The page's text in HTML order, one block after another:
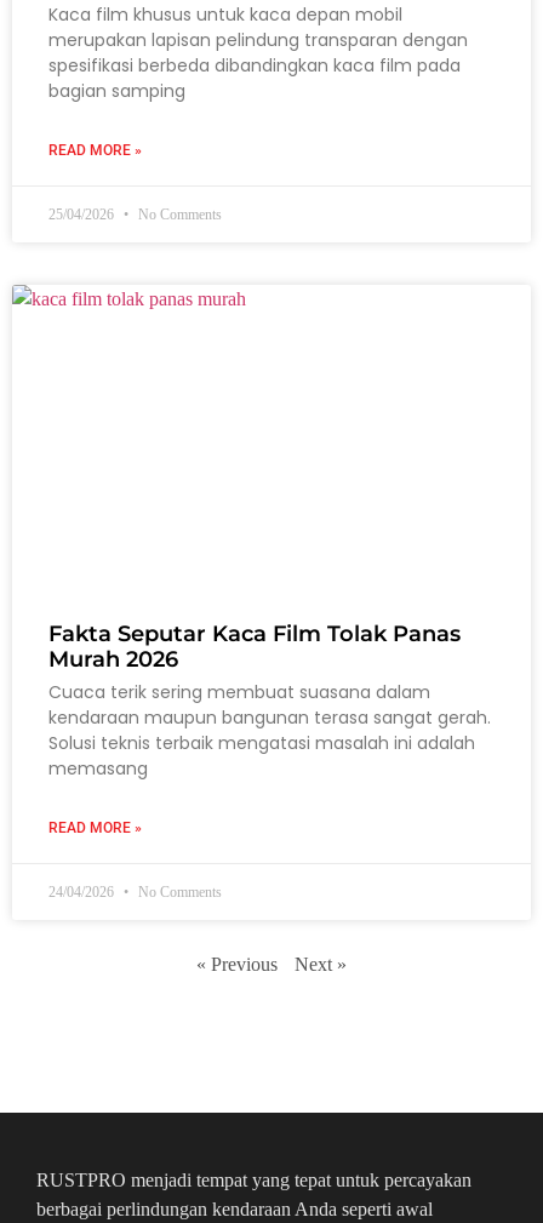
Kaca film khusus untuk kaca depan mobil
merupakan lapisan pelindung transparan dengan
spesifikasi berbeda dibandingkan kaca film pada
bagian samping
READ MORE »
25/04/2026 No Comments
Fakta Seputar Kaca Film Tolak Panas
Murah 2026
Cuaca terik sering membuat suasana dalam
kendaraan maupun bangunan terasa sangat gerah.
Solusi teknis terbaik mengatasi masalah ini adalah
memasang
READ MORE »
24/04/2026 No Comments
« Previous Next »
RUSTPRO menjadi tempat yang tepat untuk percayakan
berbagai perlindungan kendaraan Anda seperti awal